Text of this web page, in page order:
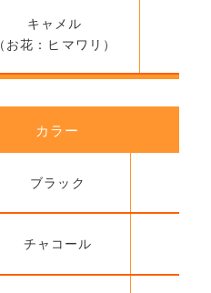
キャメル
（お花：ヒマワリ）
カラー
ブラック
チャコール